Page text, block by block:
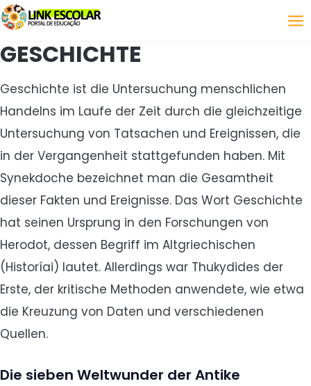
Verknüpfung
GESCHICHTE
Geschichte ist die Untersuchung menschlichen
Handelns im Laufe der Zeit durch die gleichzeitige
Untersuchung von Tatsachen und Ereignissen, die
in der Vergangenheit stattgefunden haben. Mit
Synekdoche bezeichnet man die Gesamtheit
dieser Fakten und Ereignisse. Das Wort Geschichte
hat seinen Ursprung in den Forschungen von
Herodot, dessen Begriff im Altgriechischen
(Historíai) lautet. Allerdings war Thukydides der
Erste, der kritische Methoden anwendete, wie etwa
die Kreuzung von Daten und verschiedenen
Quellen.
Die sieben Weltwunder der Antike